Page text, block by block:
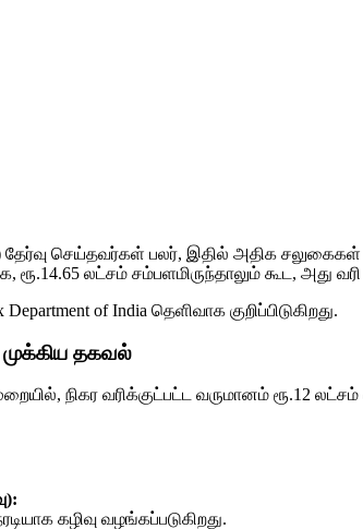
தேர்வு செய்தவர்கள் பலர், இதில் அதிக
ரூ.14.65 லட்சம் சம்பளமிருந்தாலும் கூட, அது
Department of India தெளிவாக குறிப்பிடுகிறது.
தகவல்
முறையில், நிகர வரிக்குட்பட்ட வருமானம்
கழிவு வழங்கப்படுகிறது.